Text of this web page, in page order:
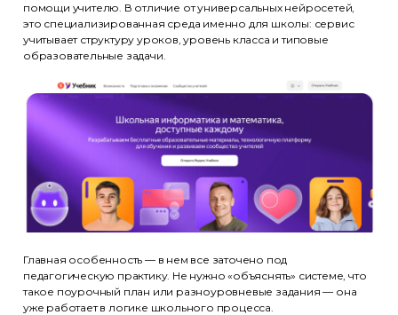
помощи учителю. В отличие от универсальных нейросетей,
это специализированная среда именно для школы: сервис
учитывает структуру уроков, уровень класса и типовые
образовательные задачи.
Главная особенность — в нем все заточено под
педагогическую практику. Не нужно «объяснять» системе, что
такое поурочный план или разноуровневые задания — она
уже работает в логике школьного процесса.